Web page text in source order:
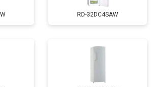
RD-32DC4SAW